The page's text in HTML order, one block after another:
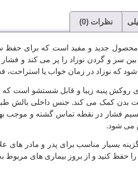
نظرات (0)
جدید و مفید است که برای حفظ
سر و گردن نوزاد را پر می کند و
که نوزاد در زمان خواب یا استراحت،
روکش پنبه زیبا و قابل شستشو است
بدن کمک می کند. جنس داخلی بالش
فشار در نقطه تماس گشته و موجب
می شود.
بسیار مناسب برای پدر و مادر های
حفظ کنید و از بروز بیماری های مربوط